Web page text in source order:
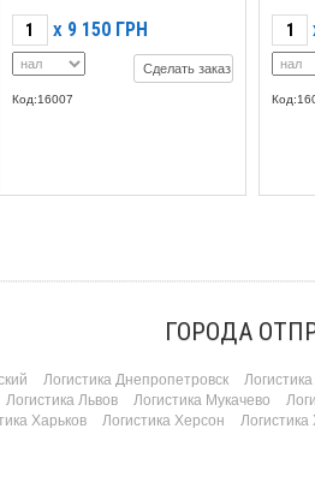
X 9 150 ГРН
Сделать заказ
Код:16007
ГОРОДА
Логистика Днепропетровск
Логистика Львов Логистика Мукачево
Харьков Логистика Херсон